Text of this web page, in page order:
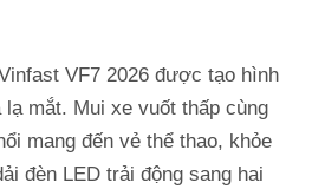
VF7 2026 được tạo hình
mắt. Mui xe vuốt thấp cùng
mang đến vẻ thể thao, khỏe
đèn LED trải động sang hai